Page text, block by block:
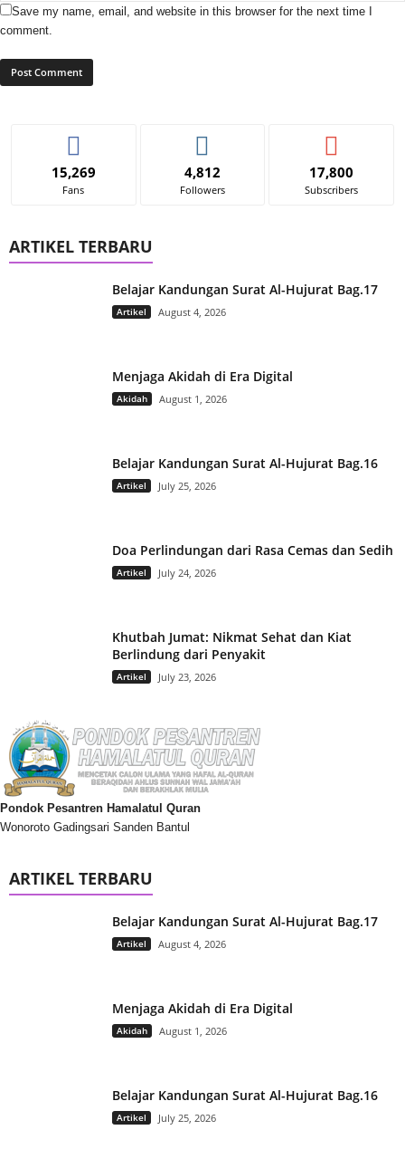
Save my name, email, and website in this browser for the next time I
comment.
15,269
Fans
4,812
Followers
17,800
Subscribers
ARTIKEL TERBARU
Belajar Kandungan Surat Al-Hujurat Bag.17
Artikel August 4, 2026
Menjaga Akidah di Era Digital
Akidah August 1, 2026
Belajar Kandungan Surat Al-Hujurat Bag.16
Artikel July 25, 2026
Doa Perlindungan dari Rasa Cemas dan Sedih
Artikel July 24, 2026
Khutbah Jumat: Nikmat Sehat dan Kiat
Berlindung dari Penyakit
Artikel July 23, 2026
Pondok Pesantren Hamalatul Quran
Wonoroto Gadingsari Sanden Bantul
ARTIKEL TERBARU
Belajar Kandungan Surat Al-Hujurat Bag.17
Artikel August 4, 2026
Menjaga Akidah di Era Digital
Akidah August 1, 2026
Belajar Kandungan Surat Al-Hujurat Bag.16
Artikel July 25, 2026